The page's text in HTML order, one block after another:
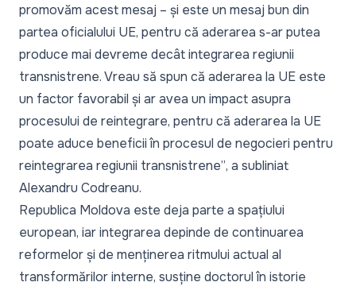
promovăm acest mesaj – și este un mesaj bun din
partea oficialului UE, pentru că aderarea s-ar putea
produce mai devreme decât integrarea regiunii
transnistrene. Vreau să spun că aderarea la UE este
un factor favorabil și ar avea un impact asupra
procesului de reintegrare, pentru că aderarea la UE
poate aduce beneficii în procesul de negocieri pentru
reintegrarea regiunii transnistrene”, a subliniat
Alexandru Codreanu.
Republica Moldova este deja parte a spațiului
european, iar integrarea depinde de continuarea
reformelor și de menținerea ritmului actual al
transformărilor interne, susține doctorul în istorie